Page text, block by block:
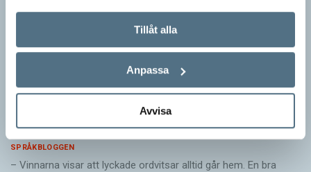
Tillåt alla
Anpassa
Avvisa
Pressmeddelande: Hjovisst älskar vi
ordvitsar!
SPRÅKBLOGGEN
– Vinnarna visar att lyckade ordvitsar alltid går hem. En bra